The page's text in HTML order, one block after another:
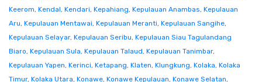
Keerom, Kendal, Kendari, Kepahiang, Kepulauan Anambas, Kepulauan
Aru, Kepulauan Mentawai, Kepulauan Meranti, Kepulauan Sangihe,
Kepulauan Selayar, Kepulauan Seribu, Kepulauan Siau Tagulandang
Biaro, Kepulauan Sula, Kepulauan Talaud, Kepulauan Tanimbar,
Kepulauan Yapen, Kerinci, Ketapang, Klaten, Klungkung, Kolaka, Kolaka
Timur, Kolaka Utara, Konawe, Konawe Kepulauan, Konawe Selatan,